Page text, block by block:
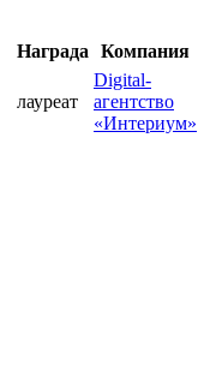
Награда
Компания
лауреат
Digital-
агентство
«Интериум»